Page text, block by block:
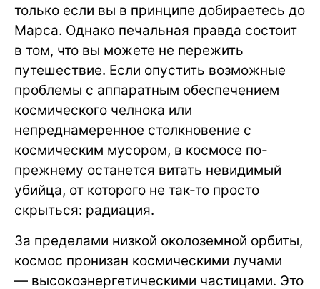
только если вы в принципе добираетесь до
Марса. Однако печальная правда состоит
в том, что вы можете не пережить
путешествие. Если опустить возможные
проблемы с аппаратным обеспечением
космического челнока или
непреднамеренное столкновение с
космическим мусором, в космосе по-
прежнему останется витать невидимый
убийца, от которого не так-то просто
скрыться: радиация.
За пределами низкой околоземной орбиты,
космос пронизан космическими лучами
— высокоэнергетическими частицами. Это